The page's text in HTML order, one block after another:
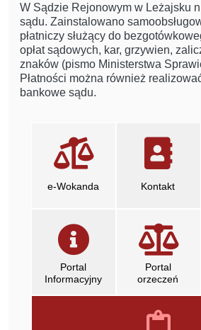
W Sądzie Rejonowym w Leżajsku
sądu. Zainstalowano
płatniczy służący do
opłat sądowych, kar, grzywien,
znaków (pismo Ministerstwa
Płatności można również
bankowe sądu.
linki informacyjne
e-Wokanda Kontakt
Portal
Informacyjny
otwiera się w nowym
Portal
orzeczeń
otwiera